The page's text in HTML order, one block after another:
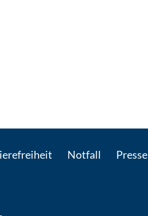
E-Mail kontaktieren
Notfall Presse